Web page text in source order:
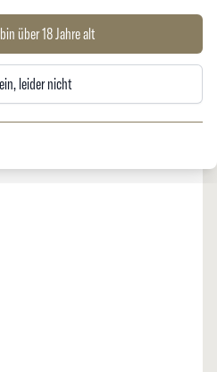
über 18 Jahre alt
leider nicht
de l'Aube Rouge -